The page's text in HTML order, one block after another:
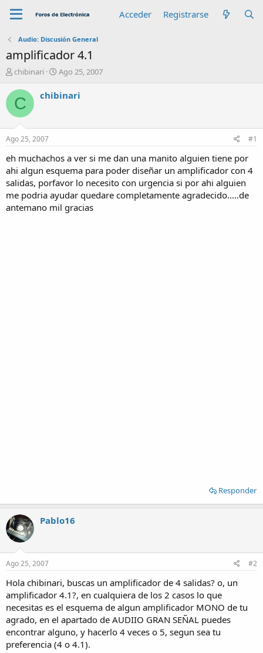
Acceder Registrarse
Audio: Discusión General
amplificador 4.1
A
t
o
r
chibinari
F
c
n
c
i
o
Ago 25, 2007
C chibinari
Ago 25, 2007 #1
eh muchachos a ver si me dan una manito alguien tiene por
ahi algun esquema para poder diseñar un amplificador con 4
salidas, porfavor lo necesito con urgencia si por ahi alguien
me podria ayudar quedare completamente agradecido.....de
antemano mil gracias
Responder
Pablo16
Ago 25, 2007 #2
Hola chibinari, buscas un amplificador de 4 salidas? o, un
amplificador 4.1?, en cualquiera de los 2 casos lo que
necesitas es el esquema de algun amplificador MONO de tu
agrado, en el apartado de AUDIIO GRAN SEÑAL puedes
encontrar alguno, y hacerlo 4 veces o 5, segun sea tu
preferencia (4 o 4.1).